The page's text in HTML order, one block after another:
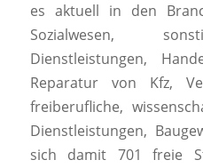
es aktuell in den
Sozialwesen,
Dienstleistungen,
Reparatur von Kfz,
freiberufliche,
Dienstleistungen,
sich damit 701 freie